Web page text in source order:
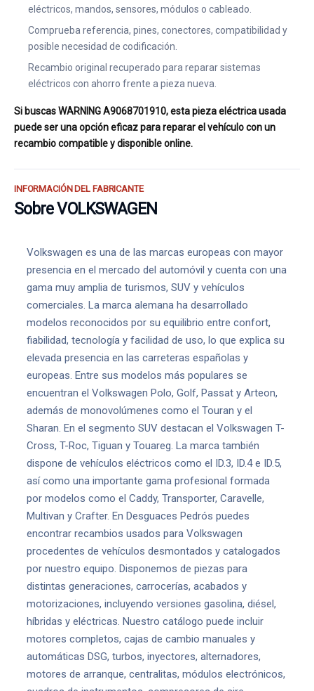
eléctricos, mandos, sensores, módulos o cableado.
Comprueba referencia, pines, conectores, compatibilidad y
posible necesidad de codificación.
Recambio original recuperado para reparar sistemas
eléctricos con ahorro frente a pieza nueva.
Si buscas WARNING A9068701910, esta pieza eléctrica usada
puede ser una opción eficaz para reparar el vehículo con un
recambio compatible y disponible online.
INFORMACIÓN DEL FABRICANTE
Sobre VOLKSWAGEN
Volkswagen es una de las marcas europeas con mayor
presencia en el mercado del automóvil y cuenta con una
gama muy amplia de turismos, SUV y vehículos
comerciales. La marca alemana ha desarrollado
modelos reconocidos por su equilibrio entre confort,
fiabilidad, tecnología y facilidad de uso, lo que explica su
elevada presencia en las carreteras españolas y
europeas. Entre sus modelos más populares se
encuentran el Volkswagen Polo, Golf, Passat y Arteon,
además de monovolúmenes como el Touran y el
Sharan. En el segmento SUV destacan el Volkswagen T-
Cross, T-Roc, Tiguan y Touareg. La marca también
dispone de vehículos eléctricos como el ID.3, ID.4 e ID.5,
así como una importante gama profesional formada
por modelos como el Caddy, Transporter, Caravelle,
Multivan y Crafter. En Desguaces Pedrós puedes
encontrar recambios usados para Volkswagen
procedentes de vehículos desmontados y catalogados
por nuestro equipo. Disponemos de piezas para
distintas generaciones, carrocerías, acabados y
motorizaciones, incluyendo versiones gasolina, diésel,
híbridas y eléctricas. Nuestro catálogo puede incluir
motores completos, cajas de cambio manuales y
automáticas DSG, turbos, inyectores, alternadores,
motores de arranque, centralitas, módulos electrónicos,